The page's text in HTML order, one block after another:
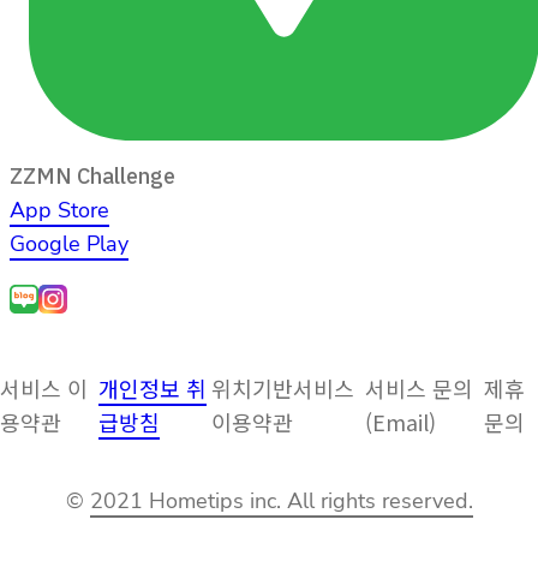
ZZMN Challenge
App Store
Google Play
서비스 이
용약관
개인정보 취
급방침
위치기반서비스
이용약관
서비스 문의
(Email)
제휴
문의
© 2021 Hometips inc. All rights reserved.